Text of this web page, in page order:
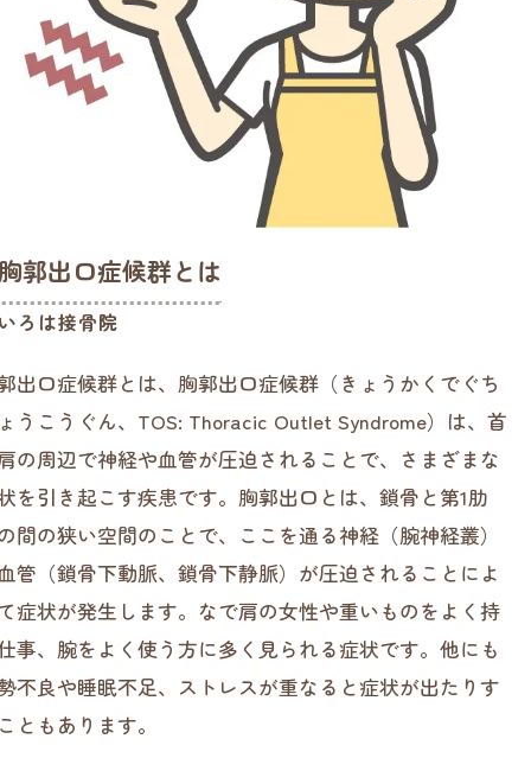
郭出口症候群とは
ろは接骨院
出口症候群とは、胸郭出口症候群（きょうかくでぐち
うこうぐん、TOS: Thoracic Outlet Syndrome）は、首
の周辺で神経や血管が圧迫されることで、さまざまな
を引き起こす疾患です。胸郭出口とは、鎖骨と第1肋
間の狭い空間のことで、ここを通る神経（腕神経叢）
管（鎖骨下動脈、鎖骨下静脈）が圧迫されることによ
症状が発生します。なで肩の女性や重いものをよく持
事、腕をよく使う方に多く見られる症状です。他にも
不良や睡眠不足、ストレスが重なると症状が出たりす
ともあります。